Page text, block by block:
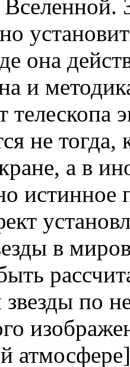
она
и
не тогда,
а в
истинное
в
по